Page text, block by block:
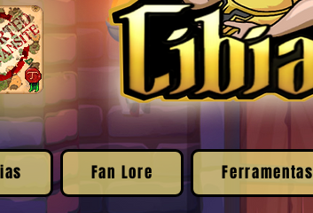
Fan Lore Ferramentas